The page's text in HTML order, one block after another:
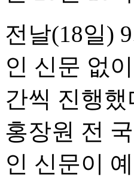
전날(18일)
인 신문 없
간씩 진행
홍장원 전
인 신문이